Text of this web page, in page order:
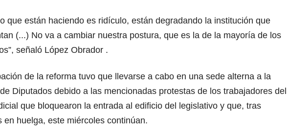
que están haciendo es ridículo, están degradando la institución que
(...) No va a cambiar nuestra postura, que es la de la mayoría de los
señaló López Obrador .
de la reforma tuvo que llevarse a cabo en una sede alterna a la
Diputados debido a las mencionadas protestas de los trabajadores del
que bloquearon la entrada al edificio del legislativo y que, tras
en huelga, este miércoles continúan.